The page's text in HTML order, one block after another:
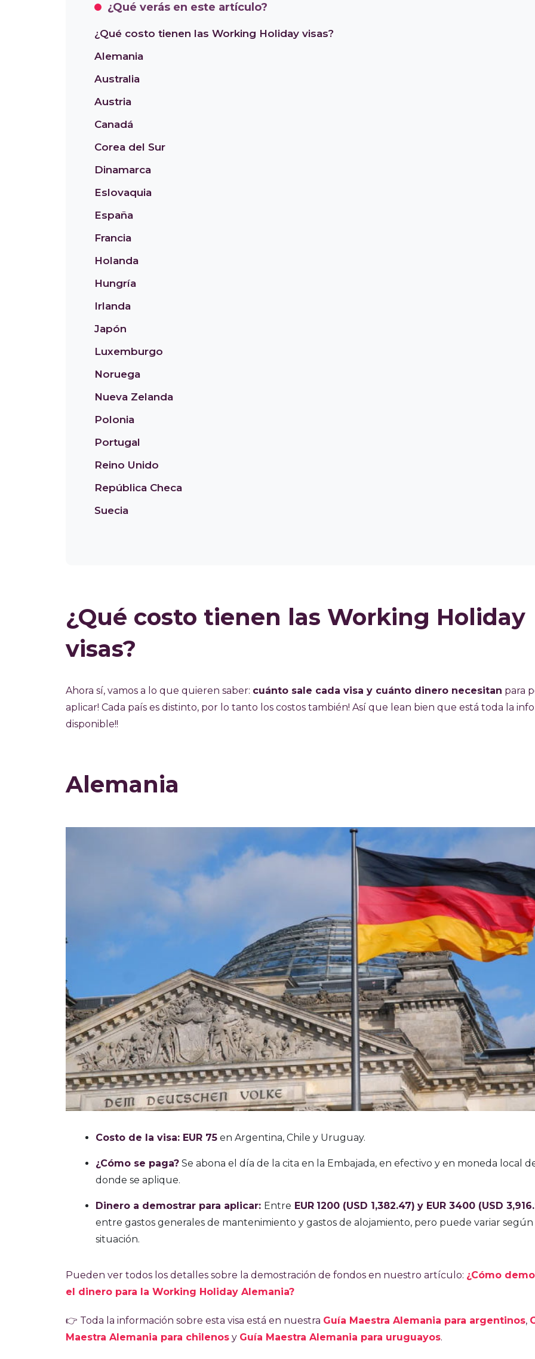
¿Qué verás en este artículo?
¿Qué costo tienen las Working Holiday visas?
Alemania
Australia
Austria
Canadá
Corea del Sur
Dinamarca
Eslovaquia
España
Francia
Holanda
Hungría
Irlanda
Japón
Luxemburgo
Noruega
Nueva Zelanda
Polonia
Portugal
Reino Unido
República Checa
Suecia
¿Qué costo tienen las Working Holiday
visas?
Ahora sí, vamos a lo que quieren saber: cuánto sale cada visa y cuánto dinero necesitan para
aplicar! Cada país es distinto, por lo tanto los costos también! Así que lean bien que está toda la info
disponible!!
Alemania
Costo de la visa: EUR 75 en Argentina, Chile y Uruguay.
¿Cómo se paga? Se abona el día de la cita en la Embajada, en efectivo y en moneda local
donde se aplique.
Dinero a demostrar para aplicar: Entre EUR 1200 (USD 1,382.47) y EUR 3400 (USD
entre gastos generales de mantenimiento y gastos de alojamiento, pero puede variar según
situación.
Pueden ver todos los detalles sobre la demostración de fondos en nuestro artículo: ¿Cómo
el dinero para la Working Holiday Alemania?
👉 Toda la información sobre esta visa está en nuestra Guía Maestra Alemania para argentinos,
Maestra Alemania para chilenos y Guía Maestra Alemania para uruguayos.